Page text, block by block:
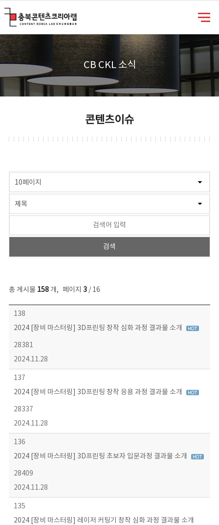
CB CKL 소식
콘텐츠이슈
총 게시물 158개, 페이지 3/ 16
콘텐츠이슈 목록 - 번호, 제목, 작성자, 파일, 조회수, 작성일 정보 제공
138
2024 [장비 마스터링] 3D프린팅 창작 심화 과정 결과물 소개
28381
2024.11.28
137
2024 [장비 마스터링] 3D프린팅 창작 응용 과정 결과물 소개
28337
2024.11.28
136
2024 [장비 마스터링] 3D프린팅 초보자 입문과정 결과물 소개
28409
2024.11.28
135
2024 [장비 마스터링] 레이저 커팅기 창작 심화 과정 결과물 소개